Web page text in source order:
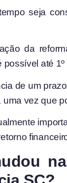
seja
da
possível até
de um
uma vez que